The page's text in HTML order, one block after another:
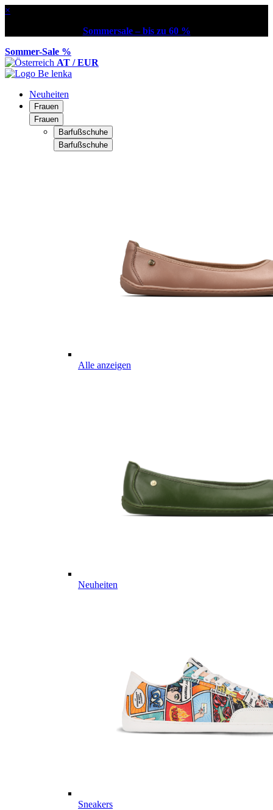
×
Sommersale – bis zu 60 %
Sommer-Sale %
AT / EUR
Neuheiten
Frauen
Frauen
Barfußschuhe
Barfußschuhe
Alle anzeigen
Neuheiten
Sneakers